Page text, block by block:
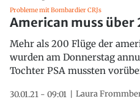
Probleme mit Bombardier CRJs
American muss über
Mehr als 200 Flüge der
wurden am Donnerstag
Tochter PSA mussten
30.01.21 - 09:01 Laura